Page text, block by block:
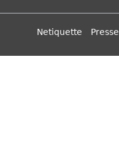
Netiquette Presse